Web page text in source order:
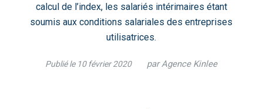
calcul de l’index, les salariés intérimaires étant
soumis aux conditions salariales des entreprises
utilisatrices.
10 février 2020
/ parAgence Kinlee